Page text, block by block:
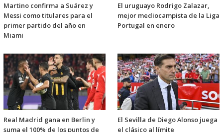
Martino confirma a Suárez y
Messi como titulares para el
primer partido del año en
Miami
El uruguayo Rodrigo Zalazar,
mejor mediocampista de la Liga
Portugal en enero
Real Madrid gana en Berlin y
suma el 100% de los puntos de
El Sevilla de Diego Alonso juega
el clásico al límite